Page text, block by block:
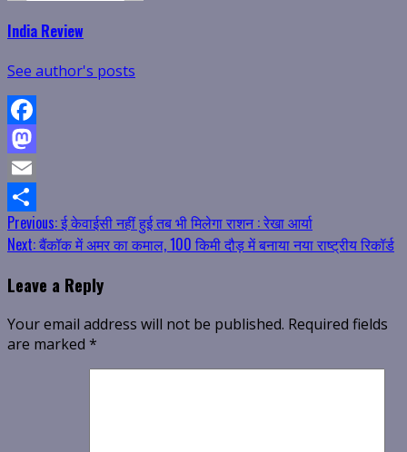
India Review
See author's posts
Facebook
Mastodon
Email
Share
Continue
Reading
Previous:ई केवाईसी नहीं हुई तब भी मिलेगा राशन : रेखा आर्या
Next:बैंकॉक में अमर का कमाल, 100 किमी दौड़ में बनाया नया राष्ट्रीय रिकॉर्ड
Leave a Reply
Your email address will not be published. Required fields
are marked *